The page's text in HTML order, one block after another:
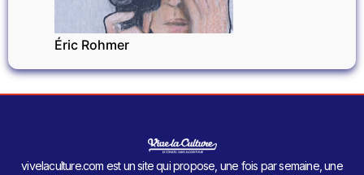
Éric Rohmer
vivelaculture.com est un site qui propose, une fois par semaine, une